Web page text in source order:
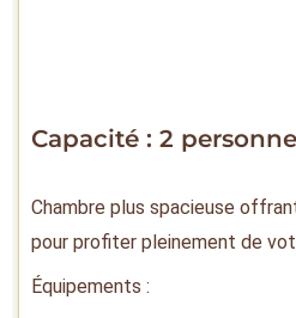
Capacité : 2
Chambre plus spacieuse
pour profiter pleinement de
Équipements :